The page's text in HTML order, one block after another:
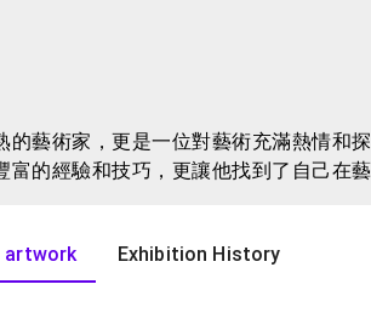
藝術家，更是一位對藝術充滿熱情和探
的經驗和技巧，更讓他找到了自己在
的呈現。他希望透過自己的作品，將
作都是一次對生活的探索和對自己內
artwork Exhibition History